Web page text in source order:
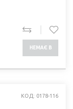
НЕМАЄ В
КОД: 0178-116